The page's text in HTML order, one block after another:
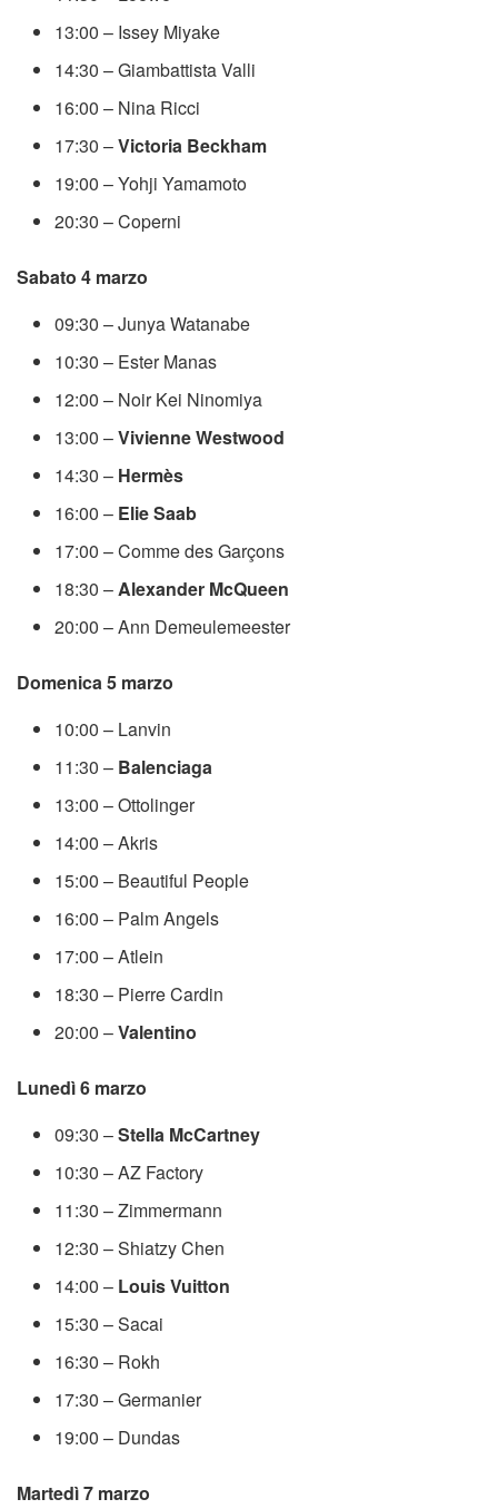
13:00 – Issey Miyake
14:30 – Giambattista Valli
16:00 – Nina Ricci
17:30 –Victoria Beckham
19:00 – Yohji Yamamoto
20:30 – Coperni
Sabato 4 marzo
09:30 – Junya Watanabe
10:30 – Ester Manas
12:00 – Noir Kei Ninomiya
13:00 –Vivienne Westwood
14:30 – Hermès
16:00 – Elie Saab
17:00 – Comme des Garçons
18:30 –Alexander McQueen
20:00 – Ann Demeulemeester
Domenica 5 marzo
10:00 – Lanvin
11:30 – Balenciaga
13:00 – Ottolinger
14:00 – Akris
15:00 – Beautiful People
16:00 – Palm Angels
17:00 – Atlein
18:30 – Pierre Cardin
20:00 –Valentino
Lunedì 6 marzo
09:30 –Stella McCartney
10:30 – AZ Factory
11:30 – Zimmermann
12:30 – Shiatzy Chen
14:00 – Louis Vuitton
15:30 – Sacai
16:30 – Rokh
17:30 – Germanier
19:00 – Dundas
Martedì 7 marzo